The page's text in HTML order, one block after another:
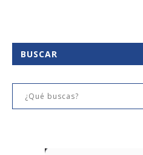
BUSCAR